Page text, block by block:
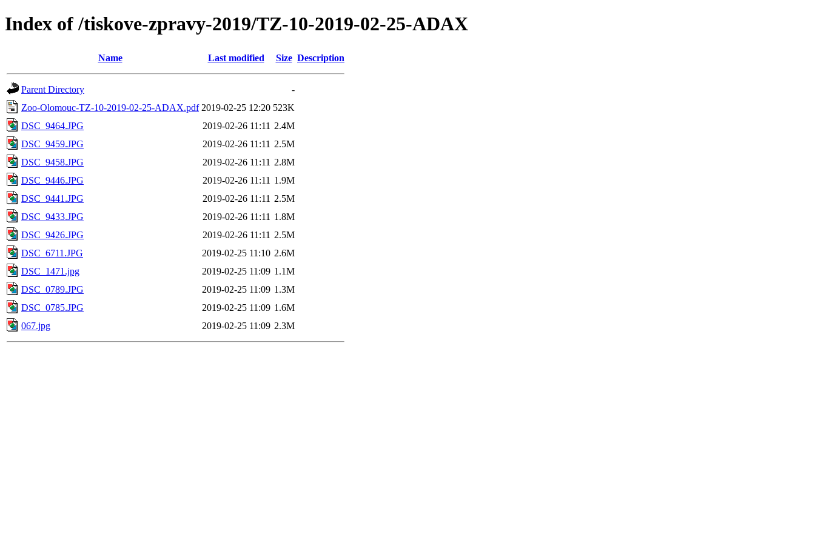
Index of /tiskove-zpravy-2019/TZ-10-2019-02-25-ADAX
Name Last modified Size Description
Parent Directory
-
Zoo-Olomouc-TZ-10-2019-02-25-ADAX.pdf 2019-02-25 12:20 523K
DSC_9464.JPG
2019-02-26 11:11 2.4M
DSC_9459.JPG
2019-02-26 11:11 2.5M
DSC_9458.JPG
2019-02-26 11:11 2.8M
DSC_9446.JPG
2019-02-26 11:11 1.9M
DSC_9441.JPG
2019-02-26 11:11 2.5M
DSC_9433.JPG
2019-02-26 11:11 1.8M
DSC_9426.JPG
2019-02-26 11:11 2.5M
DSC_6711.JPG
2019-02-25 11:10 2.6M
DSC_1471.jpg
2019-02-25 11:09 1.1M
DSC_0789.JPG
2019-02-25 11:09 1.3M
DSC_0785.JPG
2019-02-25 11:09 1.6M
067.jpg
2019-02-25 11:09 2.3M